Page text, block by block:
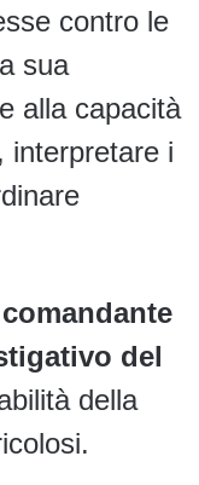
contro le
sua
alla capacità
interpretare i
del
della